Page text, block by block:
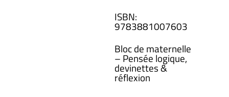
ISBN:
9783881007603
Bloc de maternelle
– Pensée logique,
devinettes &
réflexion